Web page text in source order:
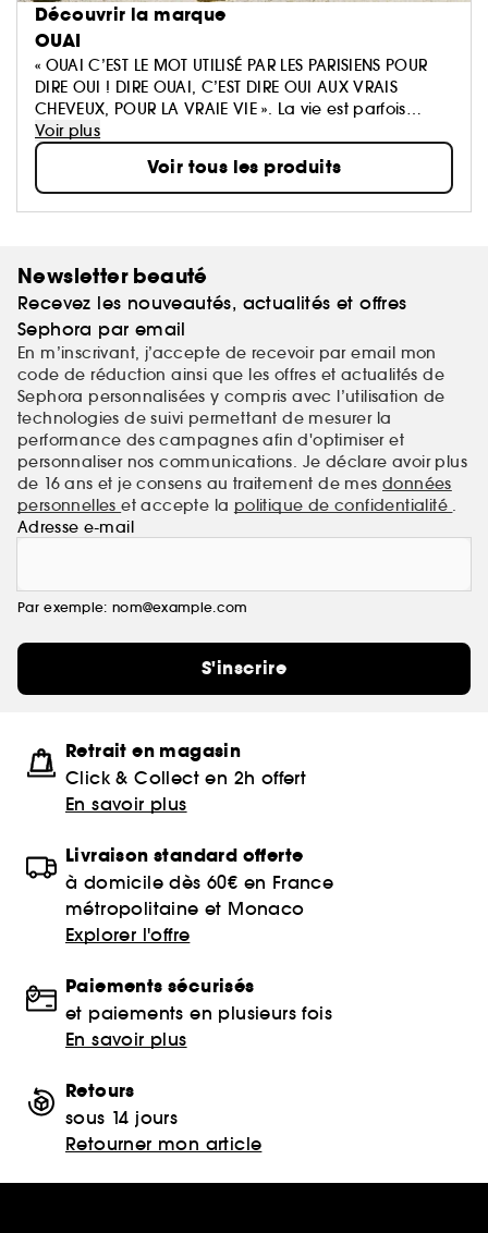
Découvrir la marque
OUAI
« OUAI C’EST LE MOT UTILISÉ PAR LES PARISIENS POUR
DIRE OUI ! DIRE OUAI, C’EST DIRE OUI AUX VRAIS
CHEVEUX, POUR LA VRAIE VIE ». La vie est parfois
parsemée d’embûches, c’est pourquoi nous
pensons que la beauté se doit d’être facile. Votre
salle de bain est en passe de devenir très chic.
Voir plus
Voir tous les produits
Newsletter beauté
Recevez les nouveautés, actualités et offres
Sephora par email
En m’inscrivant, j’accepte de recevoir par email mon
code de réduction ainsi que les offres et actualités de
Sephora personnalisées y compris avec l’utilisation de
technologies de suivi permettant de mesurer la
performance des campagnes afin d'optimiser et
personnaliser nos communications. Je déclare avoir plus
de 16 ans et je consens au traitement de mes données
personnelleset accepte la politique de confidentialité .
Adresse e-mail
Par exemple: nom@example.com
S'inscrire
Retrait en magasin
Click & Collect en 2h offert
En savoir plus
Livraison standard offerte
à domicile dès 60€ en France
métropolitaine et Monaco
Explorer l'offre
Paiements sécurisés
et paiements en plusieurs fois
En savoir plus
Retours
sous 14 jours
Retourner mon article